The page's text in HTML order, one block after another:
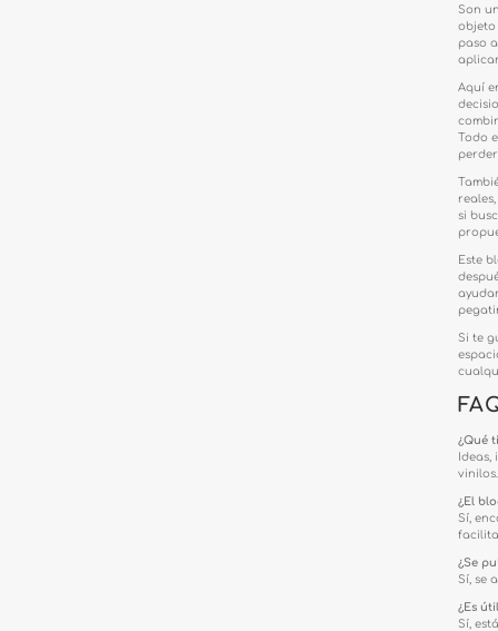
Son
objeto
paso
Aquí
Todo
si
Este
Si te
¿Qué
Ideas,
vinilos.
¿El
Sí,
¿Se
Sí, se
¿Es
Sí,